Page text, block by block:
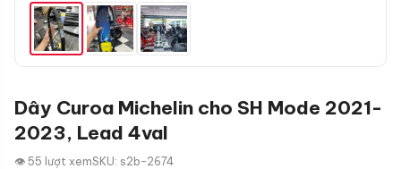
Dây Curoa Michelin cho SH Mode 2021-
2023, Lead 4val
👁 55 lượt xemSKU: s2b-2674